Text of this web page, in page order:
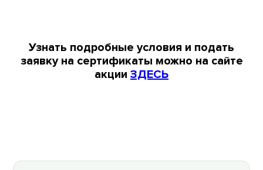
Узнать подробные условия и подать
заявку на сертификаты можно на сайте
акции ЗДЕСЬ